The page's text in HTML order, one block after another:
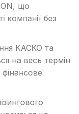
що
компанії без
КАСКО та
на весь термін